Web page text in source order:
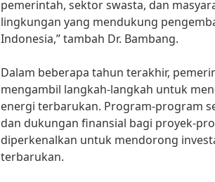
pemerintah, sektor swasta, dan
lingkungan yang mendukung
Indonesia,” tambah Dr. Bambang.
Dalam beberapa tahun terakhir,
mengambil langkah-langkah untuk
energi terbarukan. Program-program
dan dukungan finansial bagi proyek-
diperkenalkan untuk mendorong
terbarukan.